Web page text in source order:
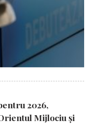
2026,
Mijlociu și